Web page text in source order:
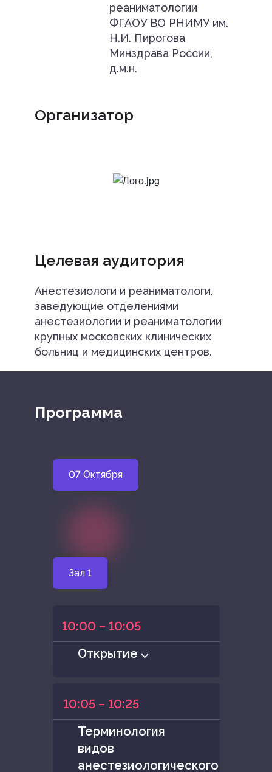
реаниматологии
ФГАОУ ВО РНИМУ им.
Н.И. Пирогова
Минздрава России,
д.м.н.
Организатор
Целевая аудитория
Анестезиологи и реаниматологи,
заведующие отделениями
анестезиологии и реаниматологии
крупных московских клинических
больниц и медицинских центров.
Программа
07 Октября
Зал 1
10:00 – 10:05
Открытие ⌵
10:05 – 10:25
Терминология
видов
анестезиологического